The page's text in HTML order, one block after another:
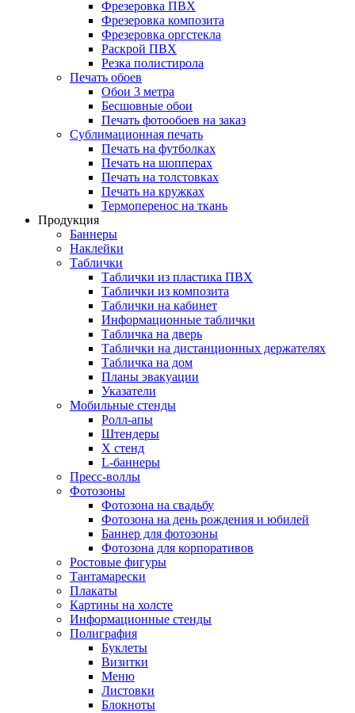
Фрезеровка ПВХ
Фрезеровка композита
Фрезеровка оргстекла
Раскрой ПВХ
Резка полистирола
Печать обоев
Обои 3 метра
Бесшовные обои
Печать фотообоев на заказ
Сублимационная печать
Печать на футболках
Печать на шопперах
Печать на толстовках
Печать на кружках
Термоперенос на ткань
Продукция
Баннеры
Наклейки
Таблички
Таблички из пластика ПВХ
Таблички из композита
Таблички на кабинет
Информационные таблички
Табличка на дверь
Таблички на дистанционных держателях
Табличка на дом
Планы эвакуации
Указатели
Мобильные стенды
Ролл-апы
Штендеры
Х стенд
L-баннеры
Пресс-воллы
Фотозоны
Фотозона на свадьбу
Фотозона на день рождения и юбилей
Баннер для фотозоны
Фотозона для корпоративов
Ростовые фигуры
Тантамарески
Плакаты
Картины на холсте
Информационные стенды
Полиграфия
Буклеты
Визитки
Меню
Листовки
Блокноты